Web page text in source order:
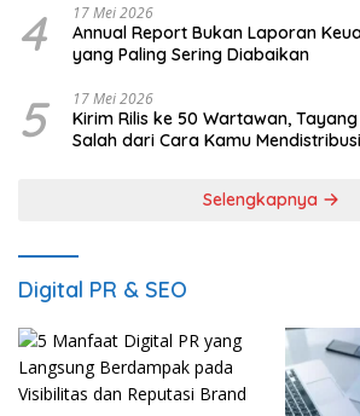
4 17 Mei 2026
Annual Report Bukan Laporan
yang Paling Sering Diabaikan
5 17 Mei 2026
Kirim Rilis ke 50 Wartawan,
Salah dari Cara Kamu
Selengkapnya
Digital PR & SEO